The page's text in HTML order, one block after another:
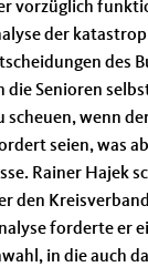
vorzüglich
der
des
die Senioren
wenn
seien, was
Rainer Hajek
den
forderte er
in die auch